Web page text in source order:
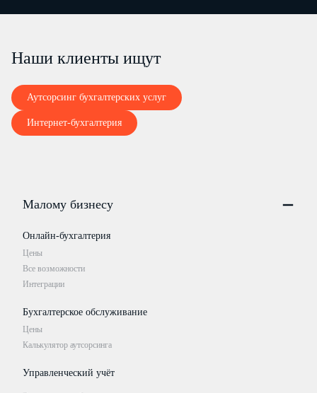
Наши клиенты ищут
Аутсорсинг бухгалтерских услуг
Интернет-бухгалтерия
Малому бизнесу
Онлайн-бухгалтерия
Цены
Все возможности
Интеграции
Бухгалтерское обслуживание
Цены
Калькулятор аутсорсинга
Управленческий учёт